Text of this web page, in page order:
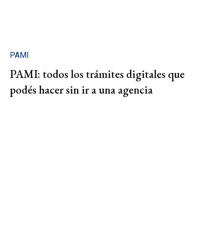
PAMI
PAMI: todos los trámites digitales que
podés hacer sin ir a una agencia